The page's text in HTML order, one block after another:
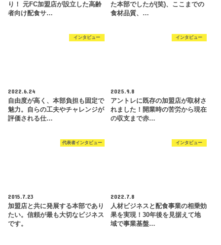
り！ 元FC加盟店が設立した高齢
者向け配食サ…
た本部でしたが(笑)、ここまでの
食材品質、…
インタビュー
2022.6.24
自由度が高く、本部負担も固定で
魅力。自らの工夫やチャレンジが
評価される仕…
インタビュー
2025.9.8
アントレに既存の加盟店が取材さ
れました！開業時の苦労から現在
の収支まで赤…
代表者インタビュー
2015.7.23
加盟店と共に発展する本部であり
たい。信頼が最も大切なビジネス
です。
インタビュー
2022.7.8
人材ビジネスと配食事業の相乗効
果を実現！30年後を見据えて地
域で事業基盤…